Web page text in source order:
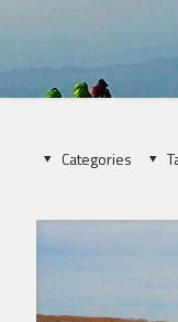
Categories